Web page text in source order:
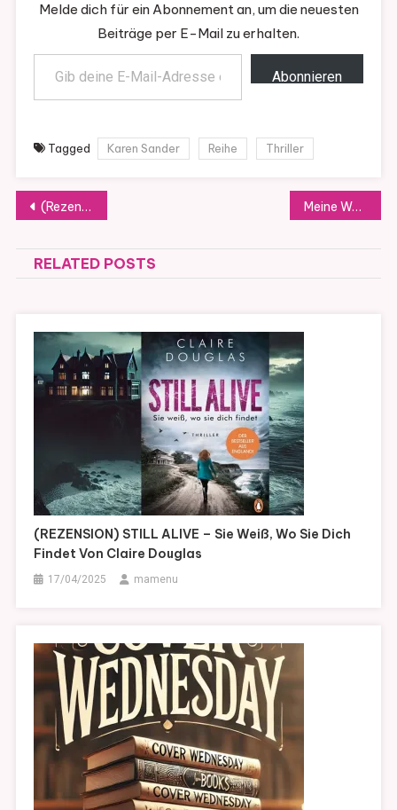
Melde dich für ein Abonnement an, um die neuesten
Beiträge per E-Mail zu erhalten.
Gib deine E-Mail-Adresse ein ...
Abonnieren
Tagged Karen Sander Reihe Thriller
Beitragsnavigation
(Rezension)Nachttod (Die Hanna Duncker Band 1) von Johanna Mo Meine Woche
RELATED POSTS
(REZENSION) STILL ALIVE – Sie Weiß, Wo Sie Dich
Findet Von Claire Douglas
17/04/2025 mamenu